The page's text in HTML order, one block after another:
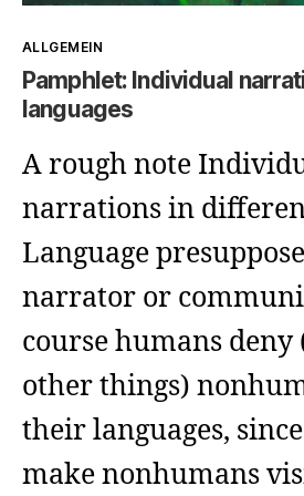
Kategorien
ALLGEMEIN
Pamphlet: Individual
languages
A rough note
narrations in
Language
narrator or
course humans deny
other things)
their languages,
make nonhumans